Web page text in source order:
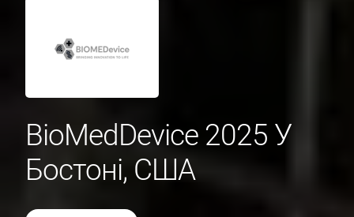
BioMedDevice 2025 У
Бостоні, США